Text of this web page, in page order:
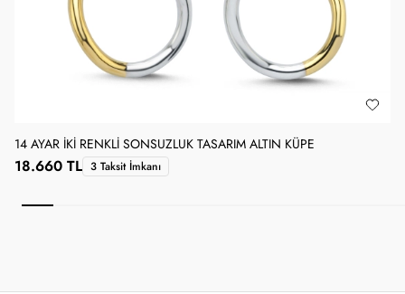
14 AYAR İKI RENKLI SONSUZLUK TASARIM ALTIN KÜPE
18.660 TL 3 Taksit İmkanı